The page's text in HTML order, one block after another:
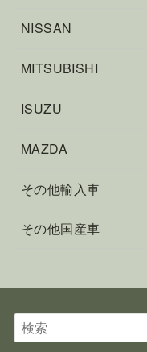
NISSAN
MITSUBISHI
ISUZU
MAZDA
その他輸入車
その他国産車
検
索